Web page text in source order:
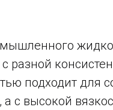
разной
подходит для
с высокой